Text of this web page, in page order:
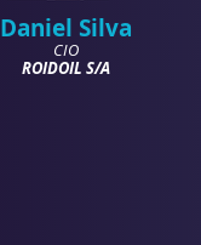
Daniel Silva
CIO
ROIDOIL S/A